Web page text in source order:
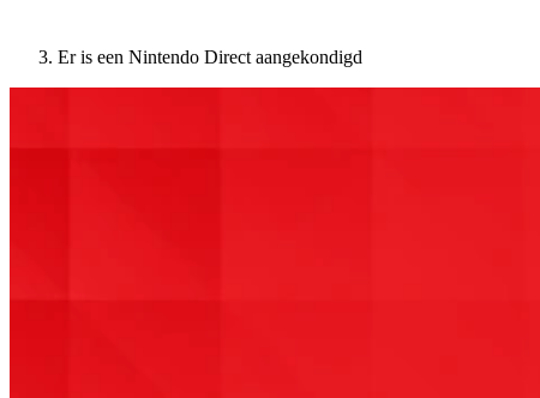
Er is een Nintendo Direct aangekondigd